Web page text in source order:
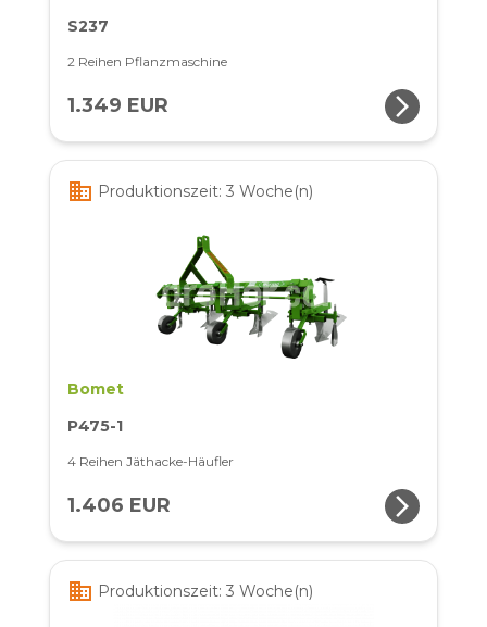
S237
2 Reihen Pflanzmaschine
1.349 EUR arrow_forward_ios
business Produktionszeit: 3 Woche(n)
Bomet
P475-1
4 Reihen Jäthacke-Häufler
1.406 EUR arrow_forward_ios
business Produktionszeit: 3 Woche(n)